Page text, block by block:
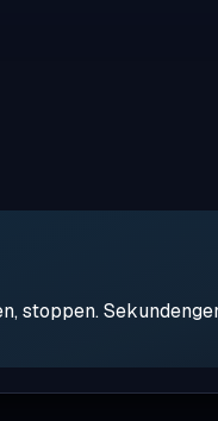
stoppen.